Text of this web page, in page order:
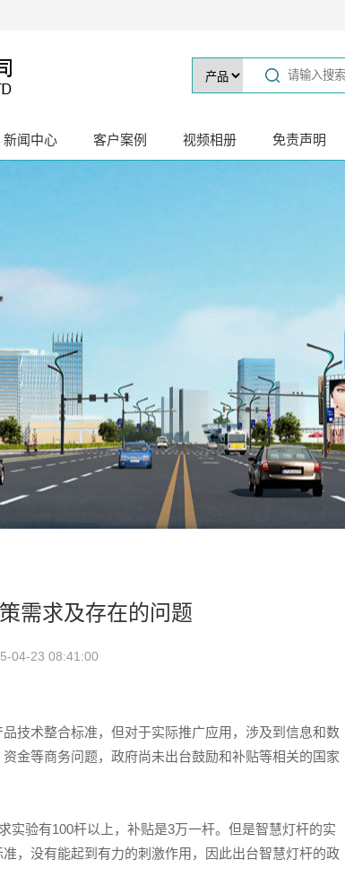
新闻中心 客户案例 视频相册 免责声明
需求及存在的问题
04-23 08:41:00
技术整合标准，但对于实际推广应用，涉及到信息和数
金等商务问题，政府尚未出台鼓励和补贴等相关的国家
实验有100杆以上，补贴是3万一杆。但是智慧灯杆的实
，没有能起到有力的刺激作用，因此出台智慧灯杆的政